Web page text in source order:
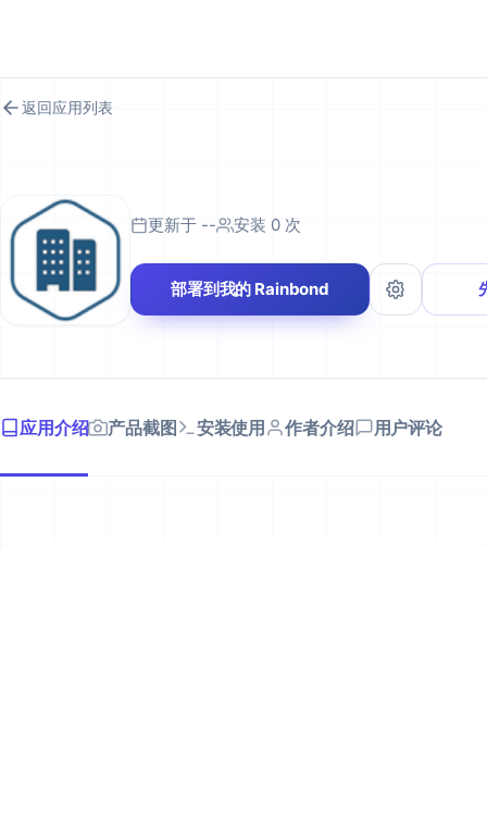
返回应用列表
更新于 -- 安装 0 次
部署到我的 Rainbond
应用介绍 产品截图 安装使用 作者介绍 用户评论